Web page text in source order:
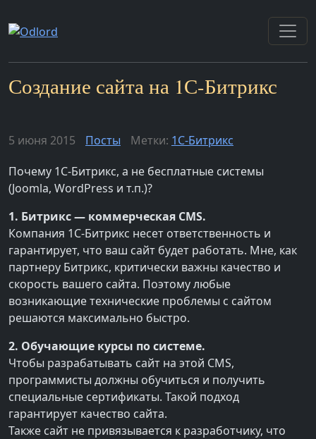
Создание сайта на 1С-Битрикс
5 июня 2015 Посты Метки: 1С-Битрикс
Почему 1С-Битрикс, а не бесплатные системы
(Joomla, WordPress и т.п.)?
1. Битрикс — коммерческая CMS.
Компания 1С-Битрикс несет ответственность и
гарантирует, что ваш сайт будет работать. Мне, как
партнеру Битрикс, критически важны качество и
скорость вашего сайта. Поэтому любые
возникающие технические проблемы с сайтом
решаются максимально быстро.
2. Обучающие курсы по системе.
Чтобы разрабатывать сайт на этой CMS,
программисты должны обучиться и получить
специальные сертификаты. Такой подход
гарантирует качество сайта.
Также сайт не привязывается к разработчику, что